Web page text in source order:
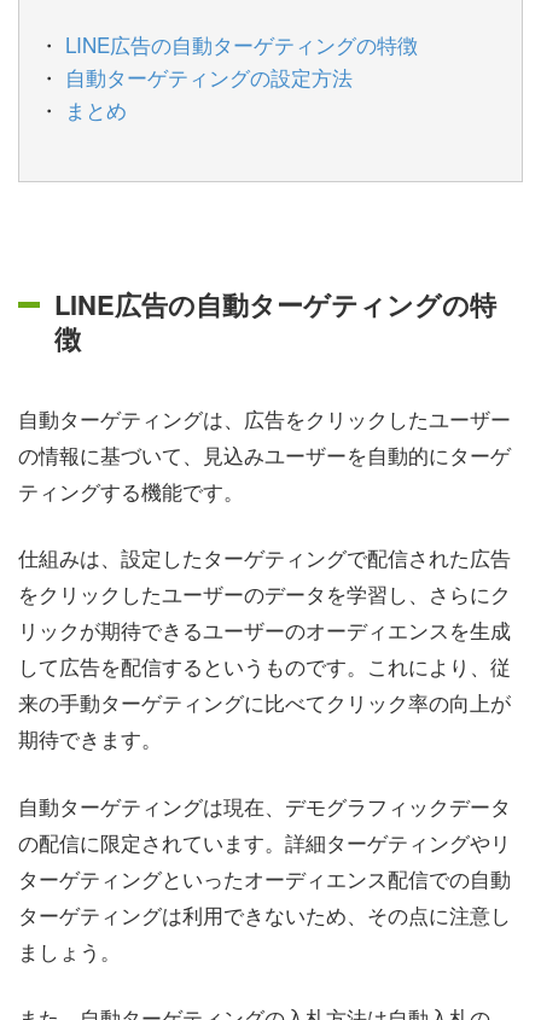
LINE広告の自動ターゲティングの特徴
自動ターゲティングの設定方法
まとめ
LINE広告の自動ターゲティングの特
徴
自動ターゲティングは、広告をクリックしたユーザー
の情報に基づいて、見込みユーザーを自動的にターゲ
ティングする機能です。
仕組みは、設定したターゲティングで配信された広告
をクリックしたユーザーのデータを学習し、さらにク
リックが期待できるユーザーのオーディエンスを生成
して広告を配信するというものです。これにより、従
来の手動ターゲティングに比べてクリック率の向上が
期待できます。
自動ターゲティングは現在、デモグラフィックデータ
の配信に限定されています。詳細ターゲティングやリ
ターゲティングといったオーディエンス配信での自動
ターゲティングは利用できないため、その点に注意し
ましょう。